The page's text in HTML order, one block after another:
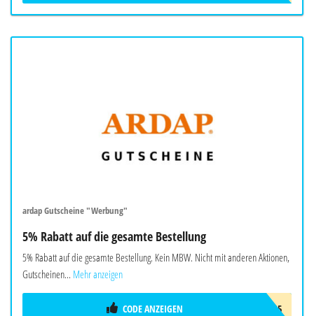
ardap Gutscheine "Werbung"
5% Rabatt auf die gesamte Bestellung
5% Rabatt auf die gesamte Bestellung. Kein MBW. Nicht mit anderen Aktionen,
Gutscheinen... Mehr anzeigen
ARDAP5
CODE ANZEIGEN